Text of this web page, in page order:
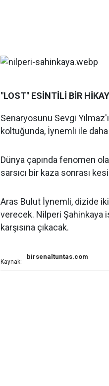
"LOST" ESİNTİLİ BİR
Senaryosunu Sevgi
koltuğunda, İynemli ile
Dünya çapında fenomen
sarsıcı bir kaza sonrası
Aras Bulut İynemli, dizide
verecek. Nilperi Şahinkaya
karşısına çıkacak.
Kaynak:
birsenaltuntas.com